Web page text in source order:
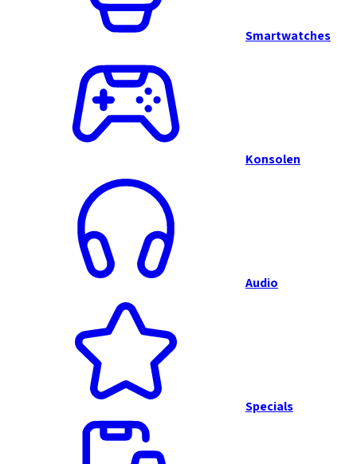
Smartwatches
Konsolen
Audio
Specials